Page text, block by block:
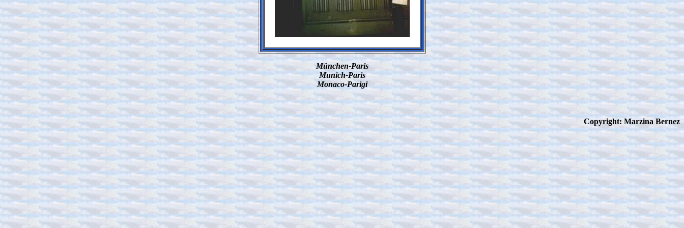
München-Paris
Munich-Paris
Monaco-Parigi
Copyright: Marzina Bernez